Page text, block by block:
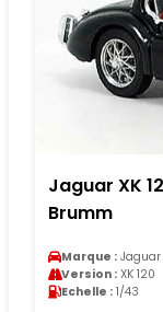
Jaguar XK
Brumm
Marque : Jaguar
Version : XK 120
Echelle : 1/43